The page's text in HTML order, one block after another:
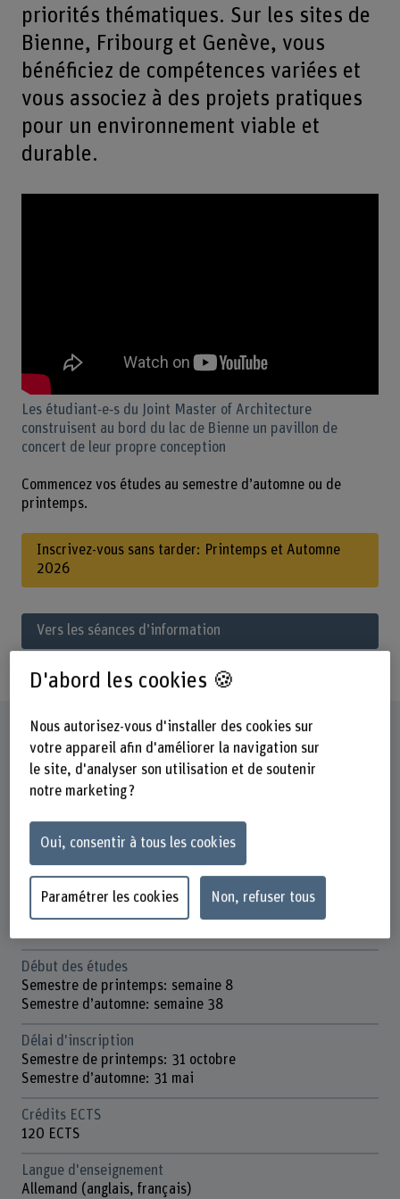
priorités thématiques. Sur les sites de
Bienne, Fribourg et Genève, vous
bénéficiez de compétences variées et
vous associez à des projets pratiques
pour un environnement viable et
durable.
Les étudiant‑e‑s du Joint Master of Architecture
construisent au bord du lac de Bienne un pavillon de
concert de leur propre conception
Commencez vos études au semestre d’automne ou de
printemps.
Inscrivez-vous sans tarder: Printemps et Automne
2026
Vers les séances d’information
Fiche signalétique
Titre/Diplôme
Master of Arts (MA) in Architecture
Orientations
«Architecture coopératrice de la ville ouverte»
Début des études
Semestre de printemps: semaine 8
Semestre d’automne: semaine 38
Délai d'inscription
Semestre de printemps: 31 octobre
Semestre d’automne: 31 mai
Crédits ECTS
120 ECTS
Langue d'enseignement
Allemand (anglais, français)
D'abord les cookies 🍪
Nous autorisez-vous d'installer des cookies sur
votre appareil afin d'améliorer la navigation sur
le site, d'analyser son utilisation et de soutenir
notre marketing ?
Oui, consentir à tous les cookies
Paramétrer les cookies Non, refuser tous